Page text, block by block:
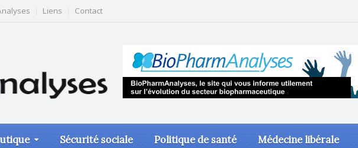
Liens Contact
Sécurité sociale Politique de santé Médecine libérale